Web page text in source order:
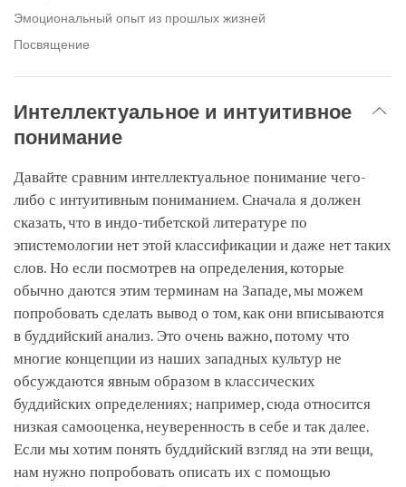
Эмоциональный опыт из прошлых жизней
Посвящение
Интеллектуальное и интуитивное
понимание
Давайте сравним интеллектуальное понимание чего-
либо с интуитивным пониманием. Сначала я должен
сказать, что в индо-тибетской литературе по
эпистемологии нет этой классификации и даже нет таких
слов. Но если посмотрев на определения, которые
обычно даются этим терминам на Западе, мы можем
попробовать сделать вывод о том, как они вписываются
в буддийский анализ. Это очень важно, потому что
многие концепции из наших западных культур не
обсуждаются явным образом в классических
буддийских определениях; например, сюда относится
низкая самооценка, неуверенность в себе и так далее.
Если мы хотим понять буддийский взгляд на эти вещи,
нам нужно попробовать описать их с помощью